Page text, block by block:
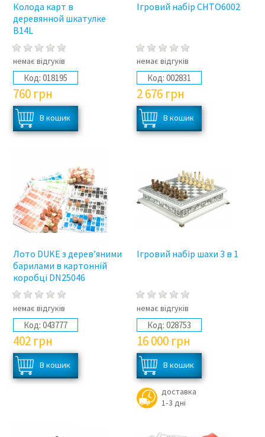
Колода карт в
деревянной шкатулке
B14L
немає відгуків
Код: 018195
760 грн
Ігровий набір CHTO6002
немає відгуків
Код: 002831
2 676 грн
Лото DUKE з дерев’яними
барилами в картонній
коробці DN25046
немає відгуків
Код: 043777
402 грн
Ігровий набір шахи 3 в 1
немає відгуків
Код: 028753
16 000 грн
доставка
1‑3 дні